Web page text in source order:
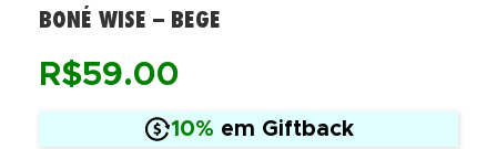
BONÉ WISE – BEGE
R$59.00
10% em Giftback